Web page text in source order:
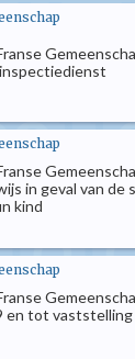
in geval van
kind
tot